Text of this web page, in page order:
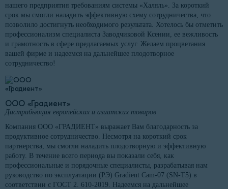
нашего предприятия требованиям системы «Халяль». За короткий
срок мы смогли наладить эффективную схему сотрудничества, что
позволило достигнуть необходимого результата. Хотелось бы отметить
профессионализм специалиста Заводчиковой Ксении, ее вежливость
и грамотность в сфере предлагаемых услуг. Желаем процветания
вашей фирме и надеемся на дальнейшее плодотворное
сотрудничество!
ООО «Градиент»
Дистрибьюция европейских и азиатских товаров
Компания ООО «ГРАДИЕНТ» выражает Вам благодарность за
продуктивное сотрудничество. Несмотря на короткий срок
партнерства, мы смогли наладить плодотворную и эффективную
работу. В течение всего периода вы показали себя, как
профессиональные и порядочные специалисты, разрабатывая нам
руководство по эксплуатации (РЭ) Gradient Cam-07 (SN-T5) в
соответствии с ГОСТ 2. 610-2019. Надеемся на дальнейшее